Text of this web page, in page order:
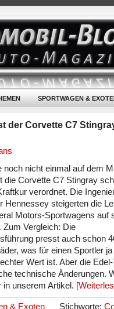
SPORTWAGEN &
der Corvette C7
noch nicht einmal auf dem
die Corvette C7 Stingray
verordnet. Die
Hennessey steigerten die
Motors-Sportwagens auf
Zum Vergleich: Die
presst auch schon
was für einen Sportler
Wert ist. Aber die
technische Änderungen.
in unserem Artikel.
& Exoten Stichworte: